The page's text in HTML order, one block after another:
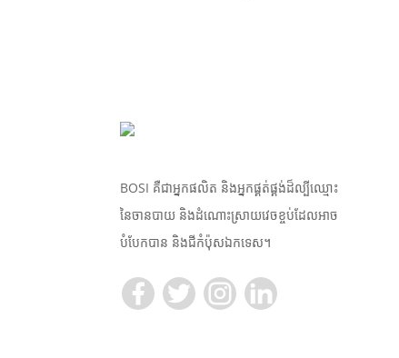
ថ្លៃ...
BOSI គឺជាអ្នកផលិត និងអ្នកផ្គត់ផ្គង់ដ៏ល្បីឈ្មោះ
នៃចានបាយ និងដំណោះស្រាយវេចខ្ចប់ដែលអាច
បំបែកបាន និងជីកំប៉ុសឯកទេស។